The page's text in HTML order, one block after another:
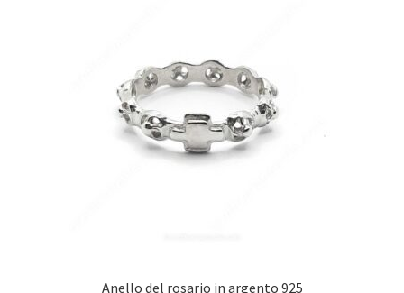
Anello del rosario in argento 925